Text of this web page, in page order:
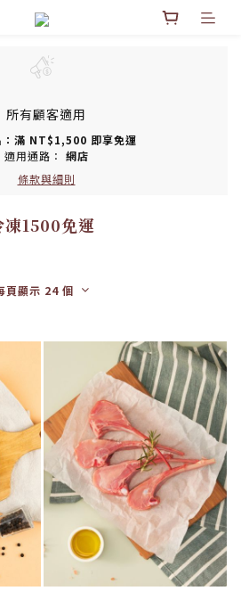
所有顧客適用
：滿 NT$1,500 即享免運
適用通路： 網店
條款與細則
凍1500免運
頁顯示 24 個